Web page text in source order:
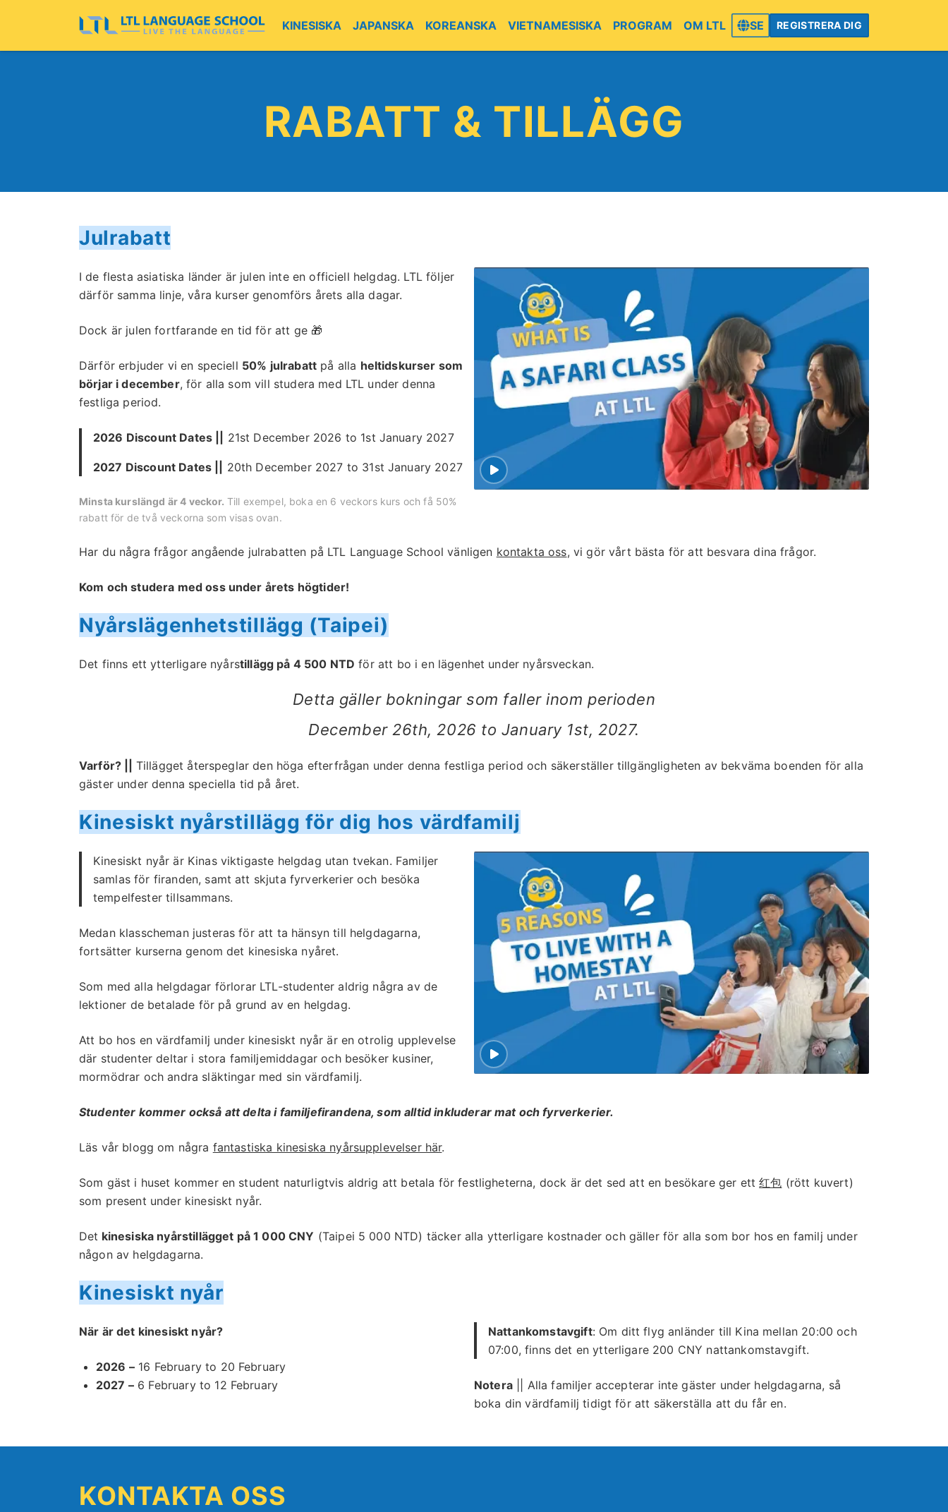
KINESISKA JAPANSKA KOREANSKA VIETNAMESISKA PROGRAM OM LTL SE REGISTRERA DIG
RABATT & TILLÄGG
Julrabatt
I de flesta asiatiska länder är julen inte en officiell helgdag. LTL följer
därför samma linje, våra kurser genomförs årets alla dagar.
Dock är julen fortfarande en tid för att ge 🎁
Därför erbjuder vi en speciell 50% julrabatt på alla heltidskurser som
börjar i december, för alla som vill studera med LTL under denna
festliga period.
2026 Discount Dates || 21st December 2026 to 1st January 2027
2027 Discount Dates || 20th December 2027 to 31st January 2027
Minsta kurslängd är 4 veckor. Till exempel, boka en 6 veckors kurs och få 50%
rabatt för de två veckorna som visas ovan.
Har du några frågor angående julrabatten på LTL Language School vänligen kontakta oss, vi gör vårt bästa för att besvara dina frågor.
Kom och studera med oss under årets högtider!
Nyårslägenhetstillägg (Taipei)
Det finns ett ytterligare nyårstillägg på 4 500 NTD för att bo i en lägenhet under nyårsveckan.
Detta gäller bokningar som faller inom perioden
December 26th, 2026 to January 1st, 2027.
Varför? || Tillägget återspeglar den höga efterfrågan under denna festliga period och säkerställer tillgängligheten av bekväma boenden för alla
gäster under denna speciella tid på året.
Kinesiskt nyårstillägg för dig hos värdfamilj
Kinesiskt nyår är Kinas viktigaste helgdag utan tvekan. Familjer
samlas för firanden, samt att skjuta fyrverkerier och besöka
tempelfester tillsammans.
Medan klasscheman justeras för att ta hänsyn till helgdagarna,
fortsätter kurserna genom det kinesiska nyåret.
Som med alla helgdagar förlorar LTL-studenter aldrig några av de
lektioner de betalade för på grund av en helgdag.
Att bo hos en värdfamilj under kinesiskt nyår är en otrolig upplevelse
där studenter deltar i stora familjemiddagar och besöker kusiner,
mormödrar och andra släktingar med sin värdfamilj.
Studenter kommer också att delta i familjefirandena, som alltid inkluderar mat och fyrverkerier.
Läs vår blogg om några fantastiska kinesiska nyårsupplevelser här.
Som gäst i huset kommer en student naturligtvis aldrig att betala för festligheterna, dock är det sed att en besökare ger ett红包 (rött kuvert)
som present under kinesiskt nyår.
Det kinesiska nyårstillägget på 1 000 CNY (Taipei 5 000 NTD) täcker alla ytterligare kostnader och gäller för alla som bor hos en familj under
någon av helgdagarna.
Kinesiskt nyår
När är det kinesiskt nyår?
2026 –16 February to 20 February
2027 –6 February to 12 February
Nattankomstavgift: Om ditt flyg anländer till Kina mellan 20:00 och
07:00, finns det en ytterligare 200 CNY nattankomstavgift.
Notera|| Alla familjer accepterar inte gäster under helgdagarna, så
boka din värdfamilj tidigt för att säkerställa att du får en.
KONTAKTA OSS